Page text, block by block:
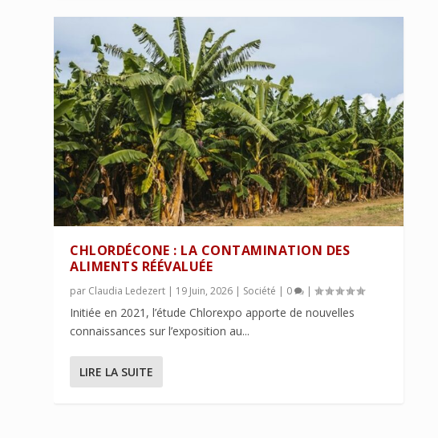
CHLORDÉCONE : LA CONTAMINATION DES
ALIMENTS RÉÉVALUÉE
par Claudia Ledezert | 19 Juin, 2026 | Société | 0 |
Initiée en 2021, l’étude Chlorexpo apporte de nouvelles
connaissances sur l’exposition au...
LIRE LA SUITE